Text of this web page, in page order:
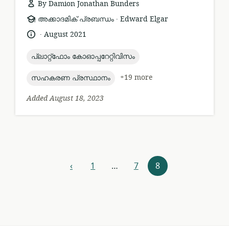
By Damion Jonathan Bunders
resource
format:
അക്കാദമിക് പ്രബന്ധം .
publisher:
Edward Elgar
language:
.
dateAugust 2021
topic:
പ്ലാറ്റ്ഫോം കോഓപ്പറേറ്റിവിസം
topic:
സഹകരണ പ്രസ്ഥാനം
+19 more
Added August 18, 2023
Resources
‹previous
1 … 7 8